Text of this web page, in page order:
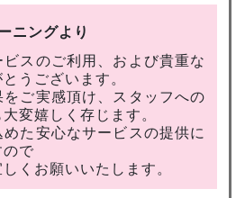
ニングより
スのご利用、および貴重な
うございます。
ご実感頂け、スタッフへの
変嬉しく存じます。
た安心なサービスの提供に
ので
くお願いいたします。